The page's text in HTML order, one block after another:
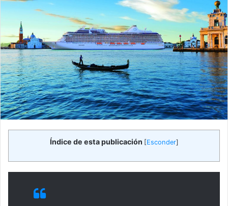
Índice de esta publicación [Esconder]